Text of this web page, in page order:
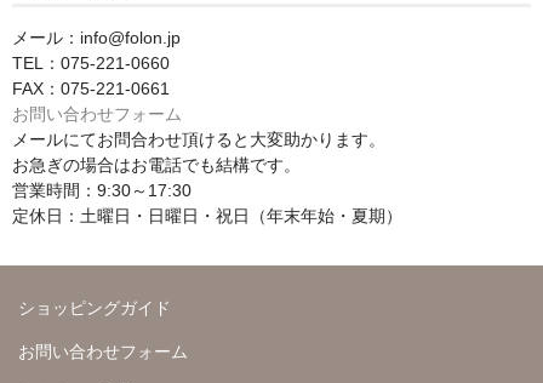
メール：info@folon.jp
TEL：075-221-0660
FAX：075-221-0661
お問い合わせフォーム
メールにてお問合わせ頂けると大変助かります。
お急ぎの場合はお電話でも結構です。
営業時間：9:30～17:30
定休日：土曜日・日曜日・祝日（年末年始・夏期）
ショッピングガイド
お問い合わせフォーム